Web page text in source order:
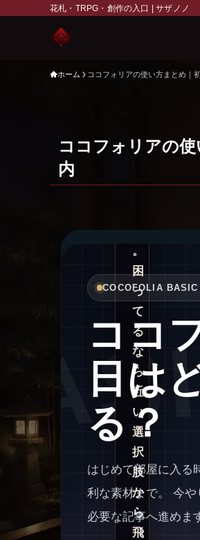
花札・TRPG・創作の入口 | サザノノ
ホーム ココフォリアの使い方まとめ｜
ココフォリアの
内
COCOFOLIA BASIC
ココ
日は
る？
はじめて部屋に入る
利な素材まで。 今
必要な記事へ進めま
か
出
定
か
。
困
っ
て
る
な
ら
近
い
選
択
肢
か
ら
飛